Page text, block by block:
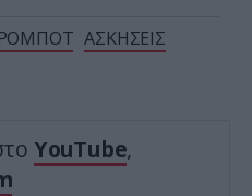
ΑΣΚΗΣΕΙΣ
YouTube,